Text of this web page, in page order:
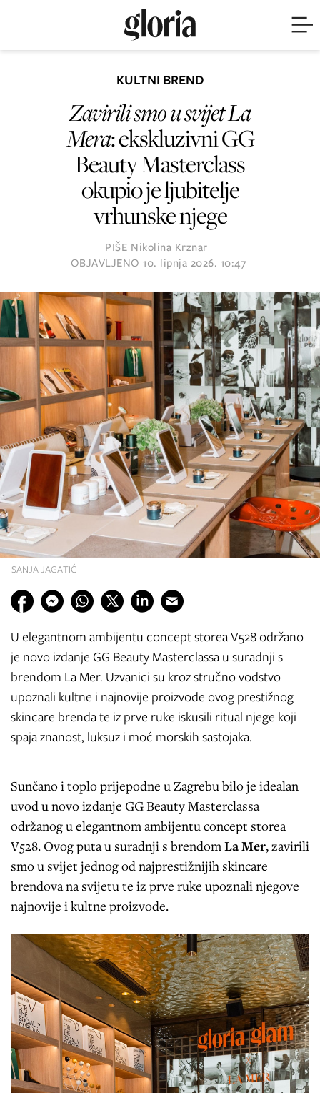
SANJA JAGATIĆ
KULTNI BREND
Zavirili smo u svijet La
Mera: ekskluzivni GG
Beauty Masterclass
okupio je ljubitelje
vrhunske njege
PIŠE Nikolina Krznar
OBJAVLJENO10. lipnja 2026. 10:47
U elegantnom ambijentu concept storea V528 održano
je novo izdanje GG Beauty Masterclassa u suradnji s
brendom La Mer. Uzvanici su kroz stručno vodstvo
upoznali kultne i najnovije proizvode ovog prestižnog
skincare brenda te iz prve ruke iskusili ritual njege koji
spaja znanost, luksuz i moć morskih sastojaka.
Sunčano i toplo prijepodne u Zagrebu bilo je idealan
uvod u novo izdanje GG Beauty Masterclassa
održanog u elegantnom ambijentu concept storea
V528. Ovog puta u suradnji s brendomLa Mer, zavirili
smo u svijet jednog od najprestižnijih skincare
brendova na svijetu te iz prve ruke upoznali njegove
najnovije i kultne proizvode.